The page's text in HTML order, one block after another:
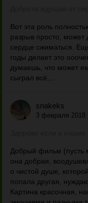
Вот эта роль
разрыв просто, может
сердце сжиматься.
годы делает это
думаешь, что может
сыграл всё,...
snakeks
3 февраля 2018
Добрый фильм (пусть
она добрая,
о чистой душе,
попала другая,
Картина красочная,